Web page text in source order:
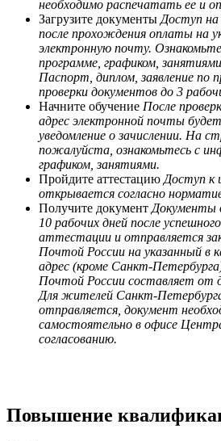
необходимо распечатать ее и
Загрузите документы Доступ на
после прохождения оплаты на
электронную почту.
программе, графиком,
Паспорт, диплом, заявление по
проверки документов до 3
Начните обучение После
адрес электронной почты
уведомление о зачислении. На
пожалуйста, ознакомьтесь с
графиком, занятиями.
Пройдите аттестацию Доступ к
открывается согласно
Получите документ Документы
10 рабочих дней после
аттестации и отправляется
Почтой России на указанный в
адрес (кроме Санкт-
Почтой России составляет от
Для жителей Санкт-
отправляется, документ
самостоятельно в офисе
согласованию.
Повышение